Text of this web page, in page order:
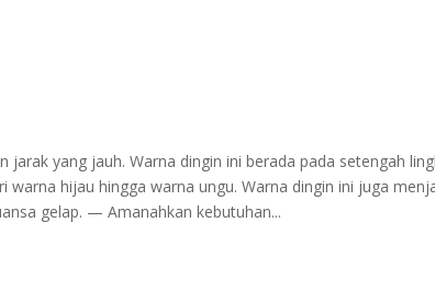
jarak yang jauh. Warna dingin ini berada pada setengah
warna hijau hingga warna ungu. Warna dingin ini juga
gelap. — Amanahkan kebutuhan...